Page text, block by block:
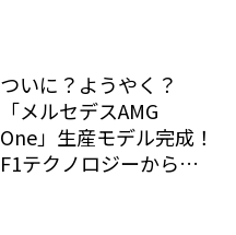
ついに？ようやく？
「メルセデスAMG
One」生産モデル完成！
F1テクノロジーから生